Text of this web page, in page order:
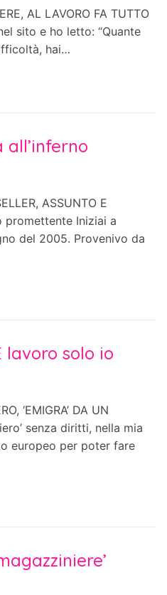
AL LAVORO FA TUTTO
sito e ho letto: “Quante
hai…
all’inferno
ASSUNTO E
promettente Iniziai a
del 2005. Provenivo da
lavoro solo io
‘EMIGRA’ DA UN
senza diritti, nella mia
europeo per poter fare